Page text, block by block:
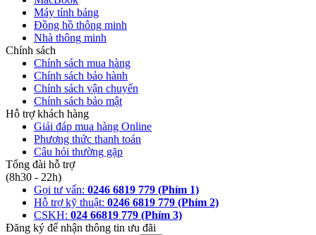
Máy tính bảng
Đồng hồ thông minh
Nhà thông minh
Chính sách
Chính sách mua hàng
Chính sách bảo hành
Chính sách vận chuyển
Chính sách bảo mật
Hỗ trợ khách hàng
Giải đáp mua hàng Online
Phương thức thanh toán
Câu hỏi thường gặp
Tổng đài hỗ trợ
(8h30 - 22h)
Gọi tư vấn: 0246 6819 779 (Phím 1)
Hỗ trợ kỹ thuật: 0246 6819 779 (Phím 2)
CSKH: 024 66819 779 (Phím 3)
Đăng ký để nhận thông tin ưu đãi